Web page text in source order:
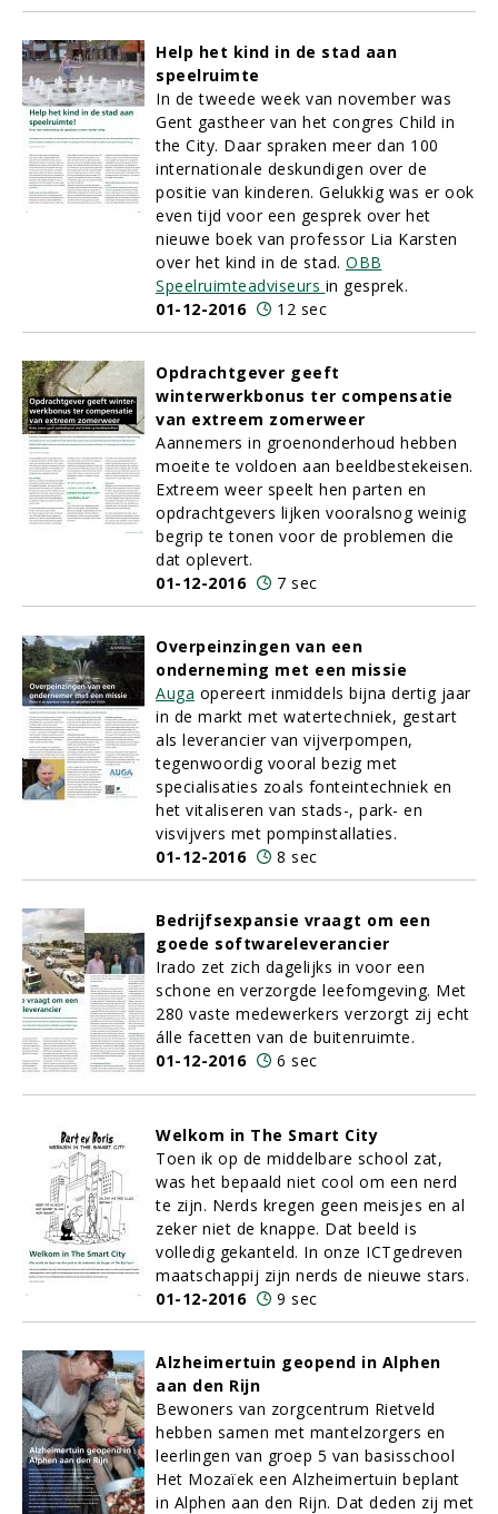
Help het kind in de stad aan
speelruimte
In de tweede week van november was
Gent gastheer van het congres Child in
the City. Daar spraken meer dan 100
internationale deskundigen over de
positie van kinderen. Gelukkig was er ook
even tijd voor een gesprek over het
nieuwe boek van professor Lia Karsten
over het kind in de stad. OBB
Speelruimteadviseurs in gesprek.
01-12-2016
12 sec
Opdrachtgever geeft
winterwerkbonus ter compensatie
van extreem zomerweer
Aannemers in groenonderhoud hebben
moeite te voldoen aan beeldbestekeisen.
Extreem weer speelt hen parten en
opdrachtgevers lijken vooralsnog weinig
begrip te tonen voor de problemen die
dat oplevert.
01-12-2016
7 sec
Overpeinzingen van een
onderneming met een missie
Auga opereert inmiddels bijna dertig jaar
in de markt met watertechniek, gestart
als leverancier van vijverpompen,
tegenwoordig vooral bezig met
specialisaties zoals fonteintechniek en
het vitaliseren van stads-, park- en
visvijvers met pompinstallaties.
01-12-2016
8 sec
Bedrijfsexpansie vraagt om een
goede softwareleverancier
Irado zet zich dagelijks in voor een
schone en verzorgde leefomgeving. Met
280 vaste medewerkers verzorgt zij echt
álle facetten van de buitenruimte.
01-12-2016
6 sec
Welkom in The Smart City
Toen ik op de middelbare school zat,
was het bepaald niet cool om een nerd
te zijn. Nerds kregen geen meisjes en al
zeker niet de knappe. Dat beeld is
volledig gekanteld. In onze ICTgedreven
maatschappij zijn nerds de nieuwe stars.
01-12-2016
9 sec
Alzheimertuin geopend in Alphen
aan den Rijn
Bewoners van zorgcentrum Rietveld
hebben samen met mantelzorgers en
leerlingen van groep 5 van basisschool
Het Mozaïek een Alzheimertuin beplant
in Alphen aan den Rijn. Dat deden zij met